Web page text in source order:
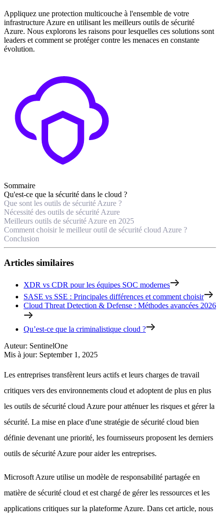
Appliquez une protection multicouche à l'ensemble de votre
infrastructure Azure en utilisant les meilleurs outils de sécurité
Azure. Nous explorons les raisons pour lesquelles ces solutions sont
leaders et comment se protéger contre les menaces en constante
évolution.
Sommaire
Qu'est-ce que la sécurité dans le cloud ?
Que sont les outils de sécurité Azure ?
Nécessité des outils de sécurité Azure
Meilleurs outils de sécurité Azure en 2025
Comment choisir le meilleur outil de sécurité cloud Azure ?
Conclusion
Articles similaires
XDR vs CDR pour les équipes SOC modernes
SASE vs SSE : Principales différences et comment choisir
Cloud Threat Detection & Defense : Méthodes avancées 2026
Qu’est-ce que la criminalistique cloud ?
Auteur: SentinelOne
Mis à jour: September 1, 2025
Les entreprises transfèrent leurs actifs et leurs charges de travail
critiques vers des environnements cloud et adoptent de plus en plus
les outils de sécurité cloud Azure pour atténuer les risques et gérer la
sécurité. La mise en place d'une stratégie de sécurité cloud bien
définie devenant une priorité, les fournisseurs proposent les derniers
outils de sécurité Azure pour aider les entreprises.
Microsoft Azure utilise un modèle de responsabilité partagée en
matière de sécurité cloud et est chargé de gérer les ressources et les
applications critiques sur la plateforme Azure. Dans cet article, nous